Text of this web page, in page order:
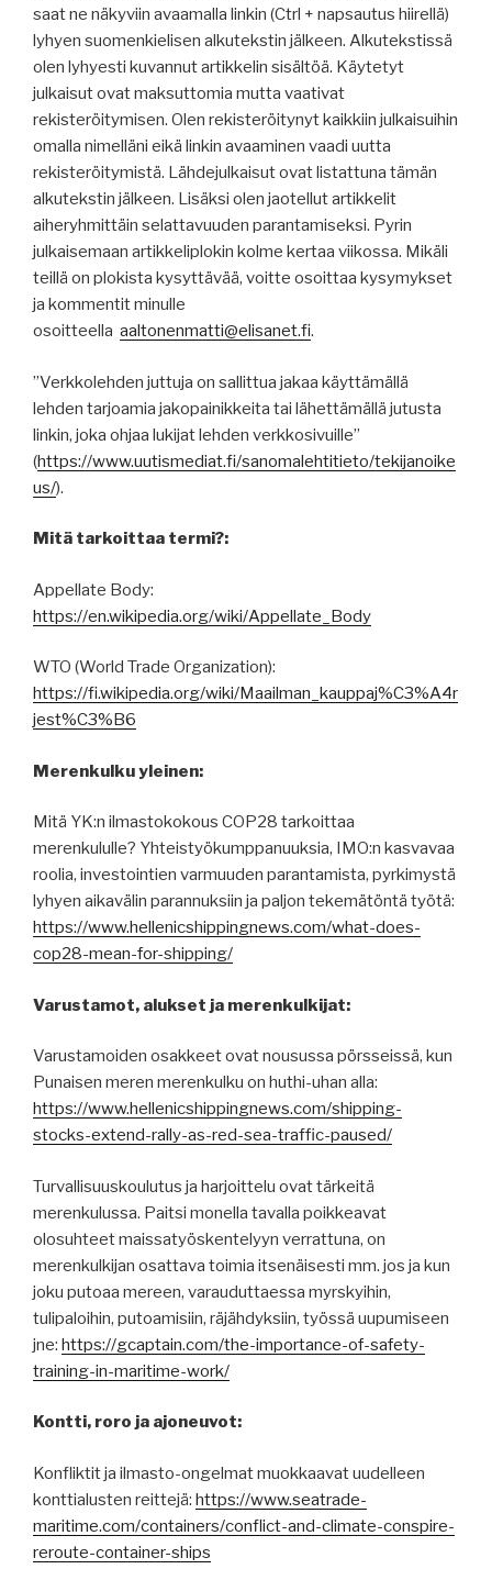
saat ne näkyviin avaamalla linkin (Ctrl + napsautus hiirellä)
lyhyen suomenkielisen alkutekstin jälkeen. Alkutekstissä
olen lyhyesti kuvannut artikkelin sisältöä. Käytetyt
julkaisut ovat maksuttomia mutta vaativat
rekisteröitymisen. Olen rekisteröitynyt kaikkiin julkaisuihin
omalla nimelläni eikä linkin avaaminen vaadi uutta
rekisteröitymistä. Lähdejulkaisut ovat listattuna tämän
alkutekstin jälkeen. Lisäksi olen jaotellut artikkelit
aiheryhmittäin selattavuuden parantamiseksi. Pyrin
julkaisemaan artikkeliplokin kolme kertaa viikossa. Mikäli
teillä on plokista kysyttävää, voitte osoittaa kysymykset
ja kommentit minulle
osoitteella aaltonenmatti@elisanet.fi.
”Verkkolehden juttuja on sallittua jakaa käyttämällä
lehden tarjoamia jakopainikkeita tai lähettämällä jutusta
linkin, joka ohjaa lukijat lehden verkkosivuille”
(https://www.uutismediat.fi/sanomalehtitieto/tekijanoike
us/).
Mitä tarkoittaa termi?:
Appellate Body:
https://en.wikipedia.org/wiki/Appellate_Body
WTO (World Trade Organization):
https://fi.wikipedia.org/wiki/Maailman_kauppaj%C3%A4r
jest%C3%B6
Merenkulku yleinen:
Mitä YK:n ilmastokokous COP28 tarkoittaa
merenkululle? Yhteistyökumppanuuksia, IMO:n kasvavaa
roolia, investointien varmuuden parantamista, pyrkimystä
lyhyen aikavälin parannuksiin ja paljon tekemätöntä työtä:
https://www.hellenicshippingnews.com/what-does-
cop28-mean-for-shipping/
Varustamot, alukset ja merenkulkijat:
Varustamoiden osakkeet ovat nousussa pörsseissä, kun
Punaisen meren merenkulku on huthi-uhan alla:
https://www.hellenicshippingnews.com/shipping-
stocks-extend-rally-as-red-sea-traffic-paused/
Turvallisuuskoulutus ja harjoittelu ovat tärkeitä
merenkulussa. Paitsi monella tavalla poikkeavat
olosuhteet maissatyöskentelyyn verrattuna, on
merenkulkijan osattava toimia itsenäisesti mm. jos ja kun
joku putoaa mereen, varauduttaessa myrskyihin,
tulipaloihin, putoamisiin, räjähdyksiin, työssä uupumiseen
jne: https://gcaptain.com/the-importance-of-safety-
training-in-maritime-work/
Kontti, roro ja ajoneuvot:
Konfliktit ja ilmasto-ongelmat muokkaavat uudelleen
konttialusten reittejä: https://www.seatrade-
maritime.com/containers/conflict-and-climate-conspire-
reroute-container-ships